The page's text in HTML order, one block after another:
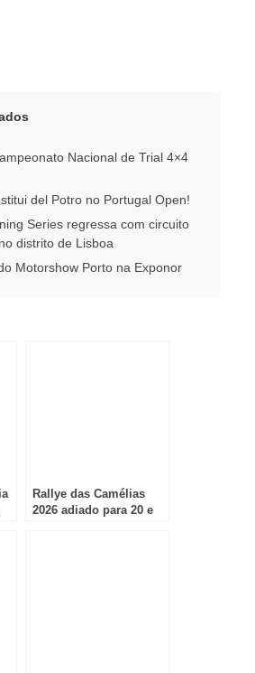
Nacional de Trial 4×4
del Potro no Portugal Open!
Series regressa com circuito
distrito de Lisboa
Motorshow Porto na Exponor
Rallye das Camélias
2026 adiado para 20 e